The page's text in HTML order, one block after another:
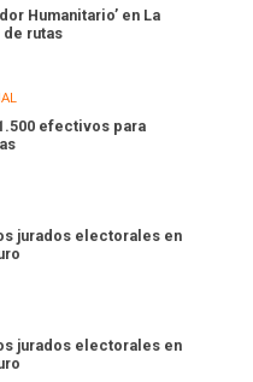
Humanitario’ en La
rutas
efectivos para
jurados electorales en
jurados electorales en